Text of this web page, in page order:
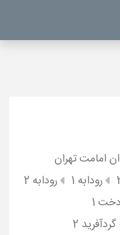
امامت تهران
رودابه 1
رودابه 2
1
گردآفرید 2